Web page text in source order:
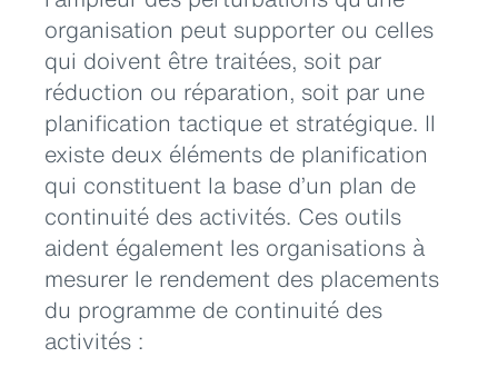
organisation peut supporter ou celles
qui doivent être traitées, soit par
réduction ou réparation, soit par une
planification tactique et stratégique. Il
existe deux éléments de planification
qui constituent la base d’un plan de
continuité des activités. Ces outils
aident également les organisations à
mesurer le rendement des placements
du programme de continuité des
activités :